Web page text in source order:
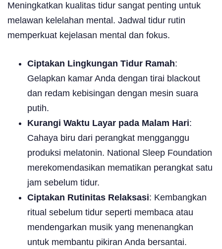
Meningkatkan kualitas tidur sangat penting untuk
melawan kelelahan mental. Jadwal tidur rutin
memperkuat kejelasan mental dan fokus.
Ciptakan Lingkungan Tidur Ramah:
Gelapkan kamar Anda dengan tirai blackout
dan redam kebisingan dengan mesin suara
putih.
Kurangi Waktu Layar pada Malam Hari:
Cahaya biru dari perangkat mengganggu
produksi melatonin. National Sleep Foundation
merekomendasikan mematikan perangkat satu
jam sebelum tidur.
Ciptakan Rutinitas Relaksasi: Kembangkan
ritual sebelum tidur seperti membaca atau
mendengarkan musik yang menenangkan
untuk membantu pikiran Anda bersantai.